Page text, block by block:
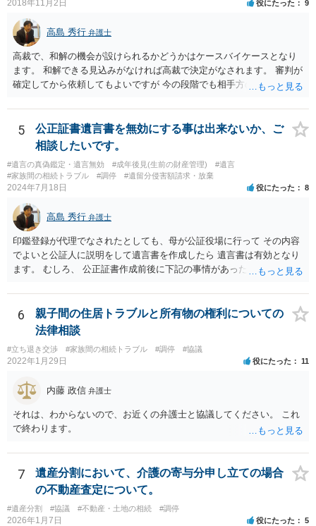
2018年11月2日 役にたった 9
高島 秀行 弁護士
高裁で、和解の機会が設けられるかどうかはケースバイケースとなり
ます。 和解できる見込みがなければ高裁で決定がなされます。 審判が
確定してから依頼してもよいですが 今の段階でも相手方の連絡が迷惑
5
公正証書遺言書を無効にする事は出来ないか、ご
相談したいです。
#遺言の真偽鑑定・遺言無効 #成年後見(生前の財産管理)
#遺言
#家族間の相続トラブル
#調停 #遺留分侵害額請求・放棄
2024年7月18日 役にたった 8
高島 秀行 弁護士
印鑑登録が代理でなされたとしても、母が公証役場に行って その内容
でよいと公証人に説明をして遺言書を作成したら 遺言書は有効となり
ます。 むしろ、 公正証書作成前後に下記の事情があったことが証明で
月に携帯が新しくなった母からの第一声は「ここにいたら殺される」
「面会に来てくれ」で、長男に聞くと「面会は出来ない。俺は携帯電
話の使い方を教える為に会っている」「母の話は聞かなくて良い」と
電話が切れました。その後の電話でも「食事に毒が入っている」「体
にチップが埋められている」等、おかしかったです。 当時の診療記
録、介護認定の資料、介護記録を取得して 弁護士に面談で相談された
方がよいと思います。
6
親子間の住居トラブルと所有物の権利についての
法律相談
#立ち退き交渉 #家族間の相続トラブル #調停 #協議
2022年1月29日 役にたった 11
内藤 政信 弁護士
それは、わからないので、お近くの弁護士と協議してください。 これ
で終わります。
7
遺産分割において、介護の寄与分申し立ての場合
の不動産査定について。
#遺産分割 #協議 #不動産・土地の相続 #調停
2026年1月7日 役にたった 5